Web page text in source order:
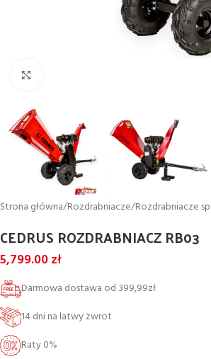
Strona główna/Rozdrabniacze/Rozdrabniacze
CEDRUS ROZDRABNIACZ RB03
5,799.00zł
Darmowa dostawa od 399,99zł
14 dni na latwy zwrot
Raty 0%